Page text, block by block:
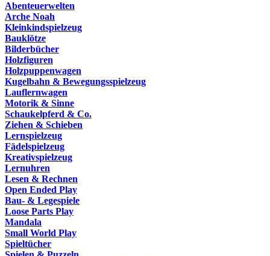
Abenteuerwelten
Arche Noah
Kleinkindspielzeug
Bauklötze
Bilderbücher
Holzfiguren
Holzpuppenwagen
Kugelbahn & Bewegungsspielzeug
Lauflernwagen
Motorik & Sinne
Schaukelpferd & Co.
Ziehen & Schieben
Lernspielzeug
Fädelspielzeug
Kreativspielzeug
Lernuhren
Lesen & Rechnen
Open Ended Play
Bau- & Legespiele
Loose Parts Play
Mandala
Small World Play
Spieltücher